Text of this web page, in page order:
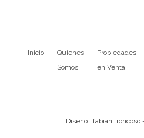
Inicio
Quienes
Somos
Propiedades
en Venta
Diseño : fabián troncoso